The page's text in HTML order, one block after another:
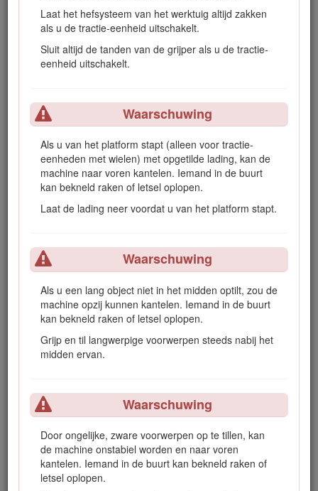
Laat het hefsysteem van het werktuig altijd zakken
als u de tractie-eenheid uitschakelt.
Sluit altijd de tanden van de grijper als u de tractie-
eenheid uitschakelt.
Waarschuwing
Als u van het platform stapt (alleen voor tractie-
eenheden met wielen) met opgetilde lading, kan de
machine naar voren kantelen. Iemand in de buurt
kan bekneld raken of letsel oplopen.
Laat de lading neer voordat u van het platform stapt.
Waarschuwing
Als u een lang object niet in het midden optilt, zou de
machine opzij kunnen kantelen. Iemand in de buurt
kan bekneld raken of letsel oplopen.
Grijp en til langwerpige voorwerpen steeds nabij het
midden ervan.
Waarschuwing
Door ongelijke, zware voorwerpen op te tillen, kan
de machine onstabiel worden en naar voren
kantelen. Iemand in de buurt kan bekneld raken of
letsel oplopen.
Veiligheid
Onjuist gebruik of onderhoud door de gebruiker of
Gebruikershandleidingvan de tractie-eenheid om het
risico op letsel te beperken. Let altijd op het symbool
voor veiligheids­waarschuwingen, datVoorzichtig
Waarschuwing, ofGevaar– 'instructie voor persoonlijke
veiligheid' betekent. Niet-naleving van de instructie kan
leiden tot lichamelijk of dodelijk letsel.
Om de beste prestaties te verkrijgen en ervoor te zorgen dat
de veiligheidscertificaten van de machine blijven gelden,
accessoires van Toro aanschaffen. Gebruik ter vervanging
nooit onderdelen en accessoires van andere fabrikanten,
omdat dit gevaarlijk kan zijn en de productgarantie kan
tenietdoen.
Waarschuwing
Het werktuig kan benen, armen en andere
lichaamsdelen verpletteren en breken.
in bedrijf is.
Houd omstanders en dieren op een veilige
afstand van het werktuig.
Sluit steeds de tanden van de grijper wanneer u
deze niet gebruikt.